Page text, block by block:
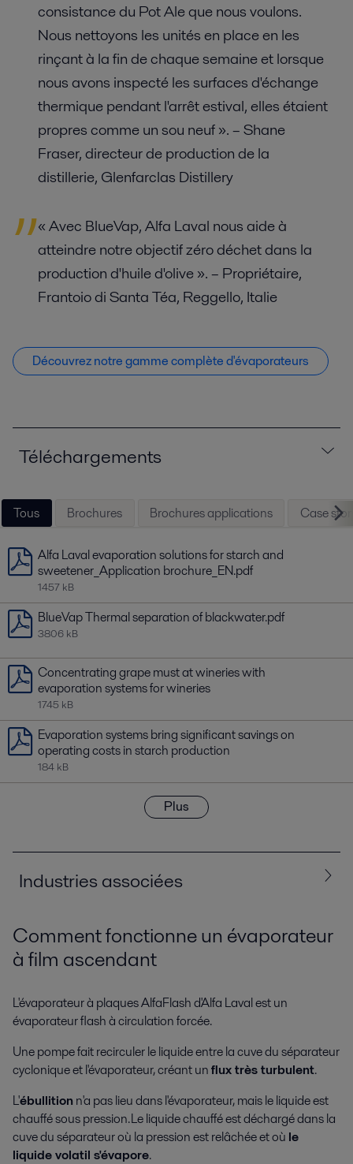
consistance du Pot Ale que nous voulons.
Nous nettoyons les unités en place en les
rinçant à la fin de chaque semaine et lorsque
nous avons inspecté les surfaces d'échange
thermique pendant l'arrêt estival, elles étaient
propres comme un sou neuf ».– Shane
Fraser, directeur de production de la
distillerie, Glenfarclas Distillery
« Avec BlueVap, Alfa Laval nous aide à
atteindre notre objectif zéro déchet dans la
production d'huile d'olive ».– Propriétaire,
Frantoio di Santa Téa, Reggello, Italie
Découvrez notre gamme complète d'évaporateurs
Téléchargements
Tous Brochures Brochures applications Case
Alfa Laval evaporation solutions for starch and
sweetener_Application brochure_EN.pdf
1457 kB
BlueVap Thermal separation of blackwater.pdf
3806 kB
Concentrating grape must at wineries with
evaporation systems for wineries
1745 kB
Evaporation systems bring significant savings on
operating costs in starch production
184 kB
Plus
Industries associées
Tous Agroalimentaire, produits laitiers et boissons
Eau et traitement des eaux Produits chimiques
Énergie
Comment fonctionne un évaporateur
à film ascendant
L'évaporateur à plaques AlfaFlash d'Alfa Laval est un
évaporateur flash à circulation forcée.
Une pompe fait recirculer le liquide entre la cuve du séparateur
cyclonique et l'évaporateur, créant unflux très turbulent.
L'ébullition n'a pas lieu dans l'évaporateur, mais le liquide est
chauffé sous pression. Le liquide chauffé est déchargé dans la
cuve du séparateur où la pression est relâchée et où le
liquide volatil s'évapore.